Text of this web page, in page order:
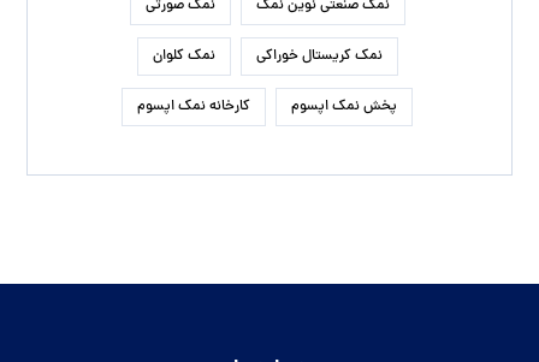
نمک سمنان، با هدف افزایش کمیت و کیفیت محصولات
داخلی، فعالیت های خود را در زمینه فروش و صادرات انواع
نمک آغاز کرد. خدمات مشتری یکی از برنامه های اصلی کسب و
رضایت مشتری و تجربه خرید خوب در ذهن مشتریان عزیز است.